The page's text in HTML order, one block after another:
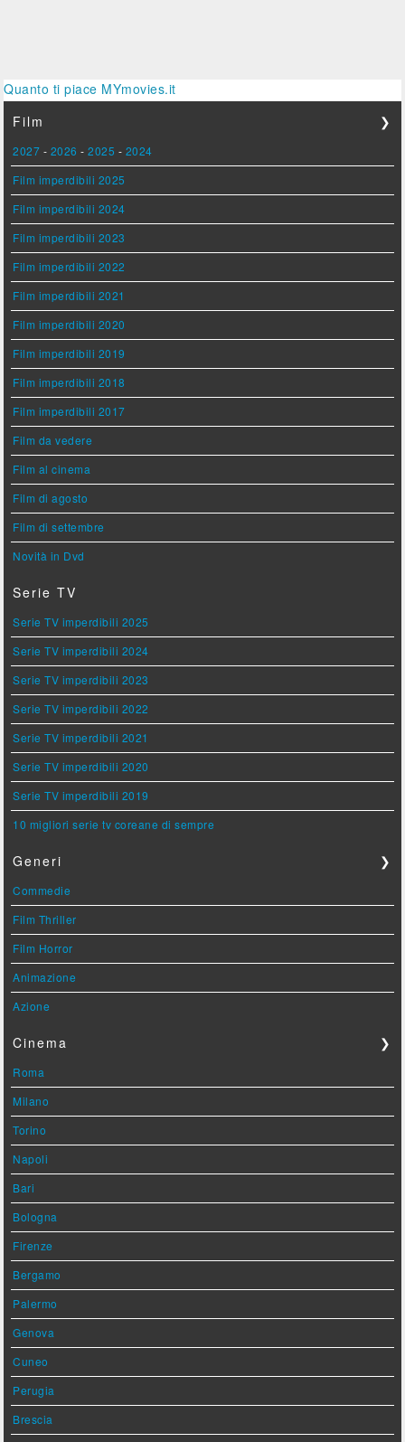
Quanto ti piace MYmovies.it
Film
❯
2027 - 2026 -2025 - 2024
Film imperdibili 2025
Film imperdibili 2024
Film imperdibili 2023
Film imperdibili 2022
Film imperdibili 2021
Film imperdibili 2020
Film imperdibili 2019
Film imperdibili 2018
Film imperdibili 2017
Film da vedere
Film al cinema
Film di agosto
Film di settembre
Novità in Dvd
Serie TV
Serie TV imperdibili 2025
Serie TV imperdibili 2024
Serie TV imperdibili 2023
Serie TV imperdibili 2022
Serie TV imperdibili 2021
Serie TV imperdibili 2020
Serie TV imperdibili 2019
10 migliori serie tv coreane di sempre
Generi ❯
Commedie
Film Thriller
Film Horror
Animazione
Azione
Cinema ❯
Roma
Milano
Torino
Napoli
Bari
Bologna
Firenze
Bergamo
Palermo
Genova
Cuneo
Perugia
Brescia